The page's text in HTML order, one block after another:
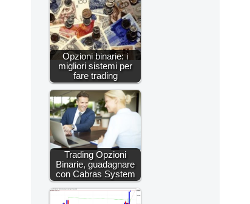
Opzioni binarie: i
migliori sistemi per
fare trading
Trading Opzioni
Binarie, guadagnare
con Cabras System